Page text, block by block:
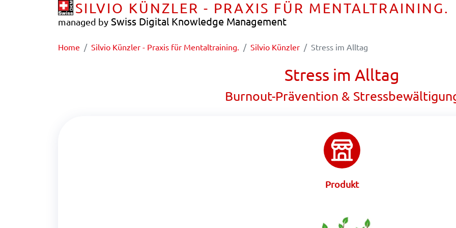
SILVIO KÜNZLER - PRAXIS FÜR MENTALTRAINING.
managed by Swiss Digital Knowledge Management
Home Silvio Künzler - Praxis für Mentaltraining. Silvio Künzler Stress im Alltag
Stress im Alltag
Burnout-Prävention &
Produkt